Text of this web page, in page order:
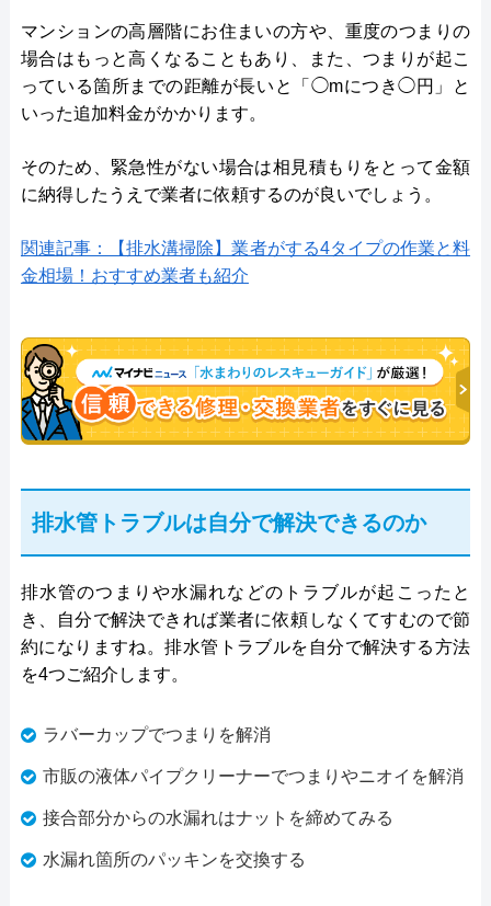
マンションの高層階にお住まいの方や、重度のつまりの
場合はもっと高くなることもあり、また、つまりが起こ
っている箇所までの距離が長いと「◯mにつき◯円」と
いった追加料金がかかります。
そのため、緊急性がない場合は相見積もりをとって金額
に納得したうえで業者に依頼するのが良いでしょう。
関連記事：【排水溝掃除】業者がする4タイプの作業と料
金相場！おすすめ業者も紹介
排水管トラブルは自分で解決できるのか
排水管のつまりや水漏れなどのトラブルが起こったと
き、自分で解決できれば業者に依頼しなくてすむので節
約になりますね。排水管トラブルを自分で解決する方法
を4つご紹介します。
ラバーカップでつまりを解消
市販の液体パイプクリーナーでつまりやニオイを解消
接合部分からの水漏れはナットを締めてみる
水漏れ箇所のパッキンを交換する